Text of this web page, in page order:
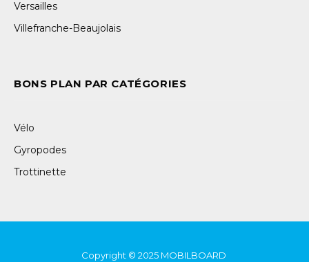
Versailles
Villefranche-Beaujolais
BONS PLAN PAR CATÉGORIES
Vélo
Gyropodes
Trottinette
Copyright © 2025 MOBILBOARD